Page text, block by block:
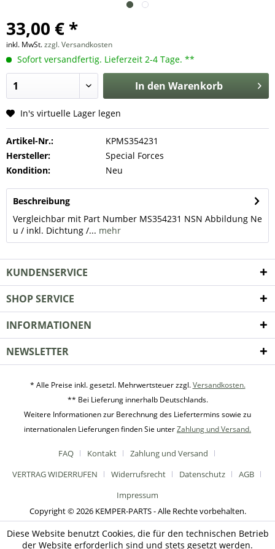
33,00 € *
inkl. MwSt.zzgl. Versandkosten
Sofort versandfertig. Lieferzeit 2-4 Tage. **
In den Warenkorb
In's virtuelle Lager legen
Artikel-Nr.:
KPMS354231
Hersteller:
Special Forces
Kondition:
Neu
Beschreibung
Vergleichbar mit Part Number MS354231 NSN Abbildung Ne
u / inkl. Dichtung /... mehr
KUNDENSERVICE
SHOP SERVICE
INFORMATIONEN
NEWSLETTER
* Alle Preise inkl. gesetzl. Mehrwertsteuer zzgl.Versandkosten.
** Bei Lieferung innerhalb Deutschlands.
Weitere Informationen zur Berechnung des Liefertermins sowie zu
internationalen Lieferungen finden Sie unterZahlung und Versand.
FAQ Kontakt
Zahlung und Versand
VERTRAG WIDERRUFEN
Widerrufsrecht Datenschutz
AGB
Impressum
Copyright © 2026 KEMPER-PARTS - Alle Rechte vorbehalten.
Diese Website benutzt Cookies, die für den technischen Betrieb
der Website erforderlich sind und stets gesetzt werden.